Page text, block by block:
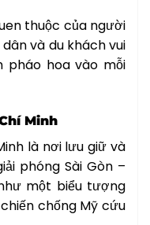
thuộc của người
và du khách vui
pháo hoa vào mỗi
Minh
là nơi lưu giữ và
phóng Sài Gòn –
một biểu tượng
chống Mỹ cứu